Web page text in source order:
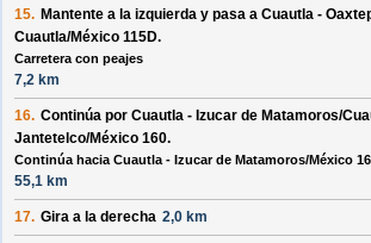
15. Mantente a la izquierda y pasa a Cuautla -
Cuautla/México 115D.
Carretera con peajes
7,2 km
16. Continúa por Cuautla - Izucar de Matamoros/
Jantetelco/México 160.
Continúa hacia Cuautla - Izucar de Matamoros/México
55,1 km
17. Gira a la derecha 2,0 km